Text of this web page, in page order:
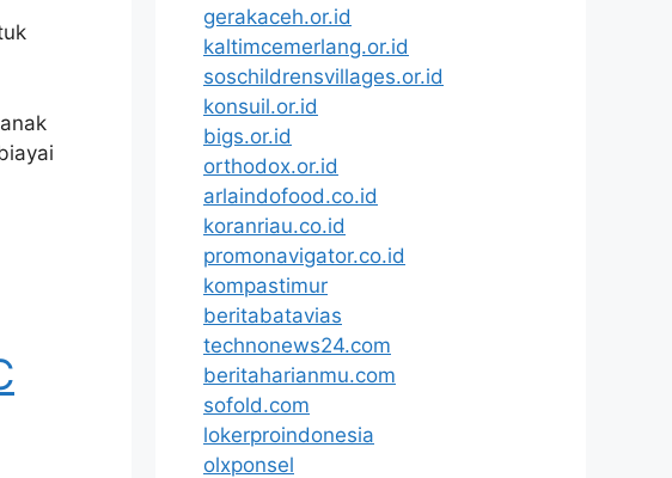
gerakaceh.or.id
kaltimcemerlang.or.id
soschildrensvillages.or.id
konsuil.or.id
bigs.or.id
orthodox.or.id
arlaindofood.co.id
koranriau.co.id
promonavigator.co.id
kompastimur
beritabatavias
technonews24.com
beritaharianmu.com
sofold.com
lokerproindonesia
olxponsel